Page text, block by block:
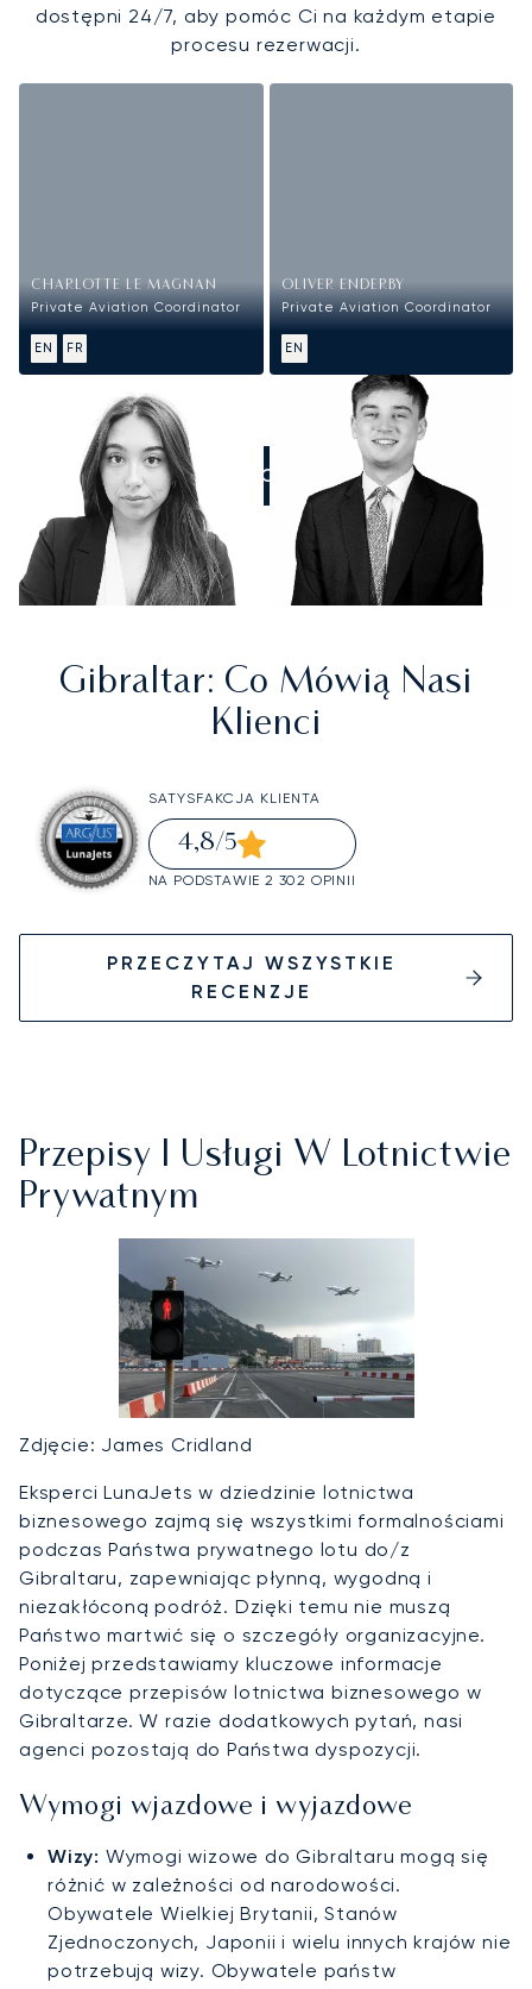
dostępni 24/7, aby pomóc Ci na każdym etapie
procesu rezerwacji.
CHARLOTTE LE MAGNAN
Private Aviation Coordinator
EN FR
OLIVER ENDERBY
Private Aviation Coordinator
EN
ZADZWOŃCIE DO NAS
Gibraltar: Co Mówią Nasi
Klienci
SATYSFAKCJA KLIENTA
4,8/5
NA PODSTAWIE 2 302 OPINII
PRZECZYTAJ WSZYSTKIE
RECENZJE
Przepisy I Usługi W Lotnictwie
Prywatnym
Zdjęcie: James Cridland
Eksperci LunaJets w dziedzinie lotnictwa
biznesowego zajmą się wszystkimi formalnościami
podczas Państwa prywatnego lotu do/z
Gibraltaru, zapewniając płynną, wygodną i
niezakłóconą podróż. Dzięki temu nie muszą
Państwo martwić się o szczegóły organizacyjne.
Poniżej przedstawiamy kluczowe informacje
dotyczące przepisów lotnictwa biznesowego w
Gibraltarze. W razie dodatkowych pytań, nasi
agenci pozostają do Państwa dyspozycji.
Wymogi wjazdowe i wyjazdowe
Wizy: Wymogi wizowe do Gibraltaru mogą się
różnić w zależności od narodowości.
Obywatele Wielkiej Brytanii, Stanów
Zjednoczonych, Japonii i wielu innych krajów nie
potrzebują wizy. Obywatele państw